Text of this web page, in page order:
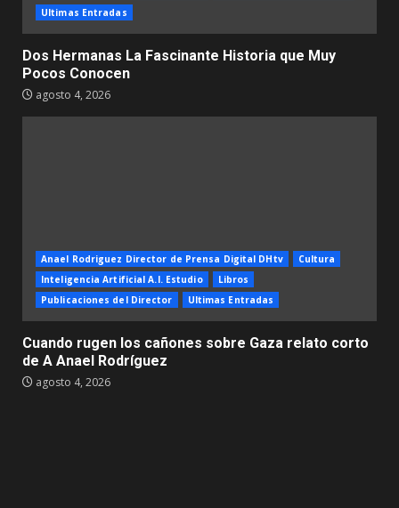
Ultimas Entradas
Dos Hermanas La Fascinante Historia que Muy
Pocos Conocen
agosto 4, 2026
Anael Rodriguez Director de Prensa Digital DHtv
Cultura
Inteligencia Artificial A.I. Estudio
Libros
Publicaciones del Director
Ultimas Entradas
Cuando rugen los cañones sobre Gaza relato corto
de A Anael Rodríguez
agosto 4, 2026